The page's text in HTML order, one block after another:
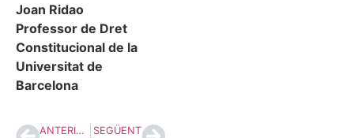
Joan Ridao
Professor de Dret
Constitucional de la
Universitat de
Barcelona
ANTERIOR SEGÜENT